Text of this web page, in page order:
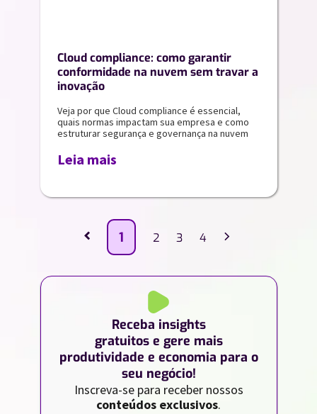
Cloud compliance: como garantir
conformidade na nuvem sem travar a
inovação
Veja por que Cloud compliance é essencial,
quais normas impactam sua empresa e como
estruturar segurança e governança na nuvem
Leia mais
‹ 1 2 3 4 ›
Receba insights
gratuitos e gere mais
produtividade e economia para o
seu negócio!
Inscreva-se para receber nossos
conteúdos exclusivos.